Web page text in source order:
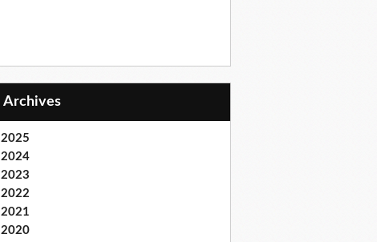
Archives
2025
2024
2023
2022
2021
2020